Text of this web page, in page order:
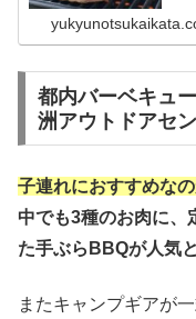
都内バーベキュ
洲アウトドアセ
子連れにおすすめな
中でも3種のお肉に、
た手ぶらBBQが人気
またキャンプギアが